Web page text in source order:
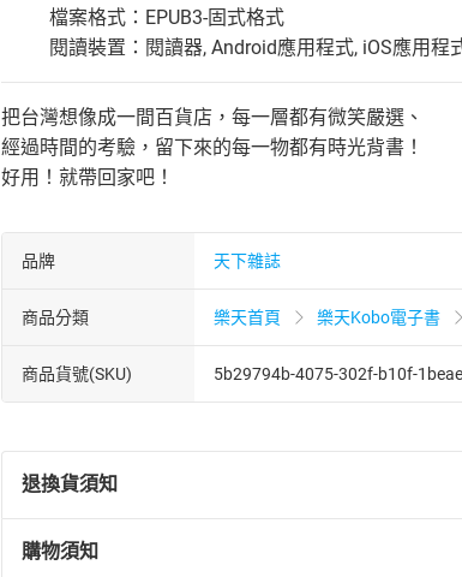
檔案格式：EPUB3-固式格式
閱讀裝置：閱讀器, Android應用程式, iOS應用程
把台灣想像成一間百貨店，每一層都有微笑嚴選、
經過時間的考驗，留下來的每一物都有時光背書！
好用！就帶回家吧！
品牌 天下雜誌
商品分類 樂天首頁 樂天Kobo電子書
商品貨號(SKU) 5b29794b-4075-302f-b10f-
退換貨須知
退換貨規定：
購物須知